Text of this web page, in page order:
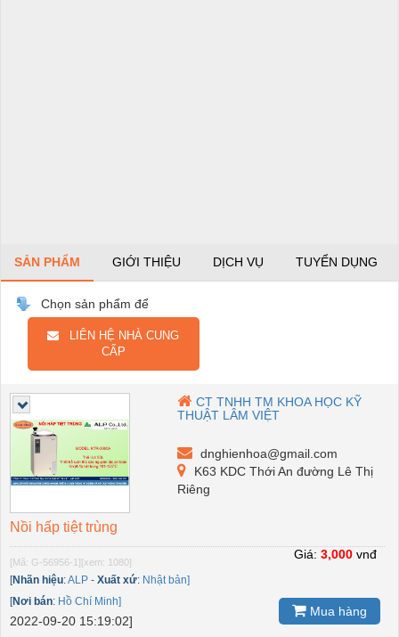
SẢN PHẨM GIỚI THIỆU DỊCH VỤ TUYỂN DỤNG
Chọn sản phẩm để
LIÊN HỆ NHÀ CUNG
CẤP
CT TNHH TM KHOA HỌC KỸ
THUẬT LÂM VIỆT
dnghienhoa@gmail.com
K63 KDC Thới An đường Lê Thị
Riêng
Nồi hấp tiệt trùng
[Mã: G-56956-1] [xem: 1080]
[Nhãn hiệu:ALP - Xuất xứ: Nhật bản]
[Nơi bán: Hồ Chí Minh]
2022-09-20 15:19:02]
Giá: 3,000 vnđ
Mua hàng